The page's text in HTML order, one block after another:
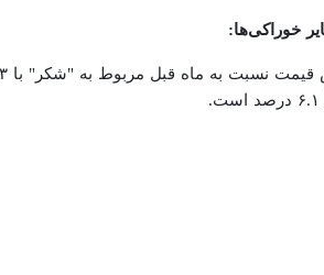
خوراکی‌ها: